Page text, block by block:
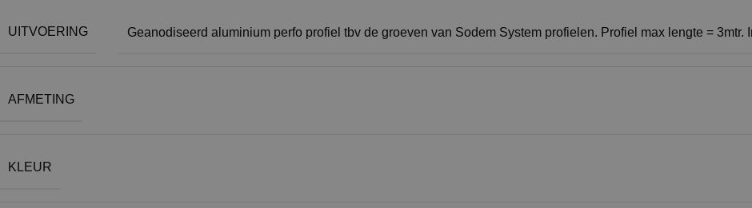
UITVOERING Geanodiseerd aluminium perfo profiel tbv de groeven van Sodem System profielen. Profiel max lengte =
AFMETING
KLEUR